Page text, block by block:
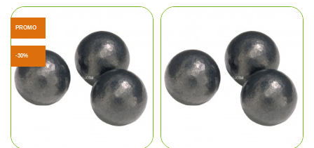
PROMO
-30%